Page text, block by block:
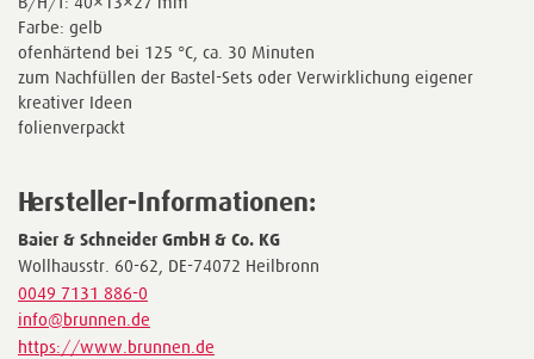
Farbe: gelb
ofenhärtend bei 125 °C, ca. 30 Minuten
zum Nachfüllen der Bastel-Sets oder Verwirklichung eigener
kreativer Ideen
folienverpackt
Hersteller-Informationen:
Baier & Schneider GmbH & Co. KG
Wollhausstr. 60-62, DE-74072 Heilbronn
0049 7131 886-0
info@brunnen.de
https://www.brunnen.de